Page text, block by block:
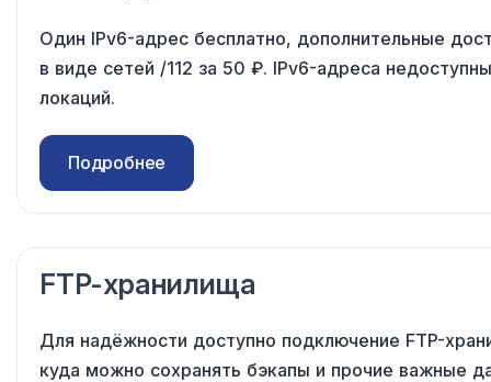
Один IPv6-адрес бесплатно, дополнительные
в виде сетей /112 за 50 ₽. IPv6-адреса
локаций.
Подробнее
FTP-хранилища
Для надёжности доступно подключение FTP-
куда можно сохранять бэкапы и прочие важные